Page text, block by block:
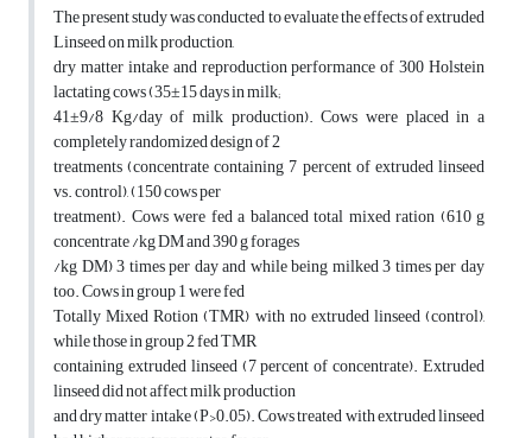
The present study was conducted to evaluate the effects of extruded
Linseed on milk production,
dry matter intake and reproduction performance of 300 Holstein
lactating cows (35±15 days in milk;
41±9/8 Kg/day of milk production). Cows were placed in a
completely randomized design of 2
treatments (concentrate containing 7 percent of extruded linseed
vs. control), (150 cows per
treatment). Cows were fed a balanced total mixed ration (610 g
concentrate /kg DM and 390 g forages
/kg DM) 3 times per day and while being milked 3 times per day
too. Cows in group 1 were fed
Totally Mixed Rotion (TMR) with no extruded linseed (control),
while those in group 2 fed TMR
containing extruded linseed (7 percent of concentrate). Extruded
linseed did not affect milk production
and dry matter intake (P>0.05). Cows treated with extruded linseed